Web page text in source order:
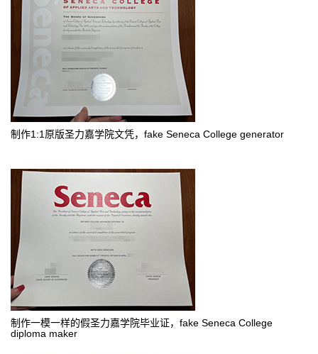
制作1:1原版圣力嘉学院文凭，fake Seneca College generator
制作一模一样的假圣力嘉学院毕业证，fake Seneca College
diploma maker